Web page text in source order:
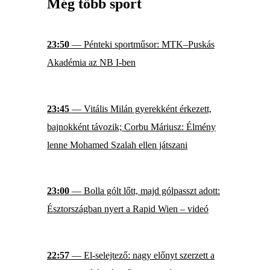
Még több sport
23:50 — Pénteki sportműsor: MTK–Puskás
Akadémia az NB I-ben
23:45 — Vitális Milán gyerekként érkezett,
bajnokként távozik; Corbu Máriusz: Élmény
lenne Mohamed Szalah ellen játszani
23:00 — Bolla gólt lőtt, majd gólpasszt adott:
Észtországban nyert a Rapid Wien – videó
22:57 — El-selejtező: nagy előnyt szerzett a